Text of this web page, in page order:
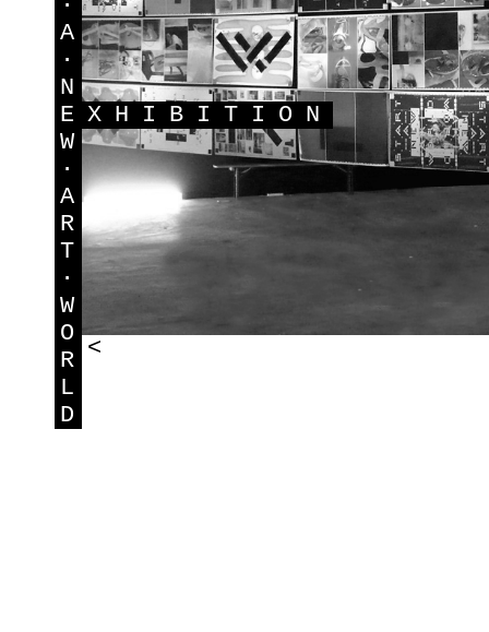
·
A
·
N
E XHIBITION
W
·
A
R
T
·
W
O
R
L
D
<